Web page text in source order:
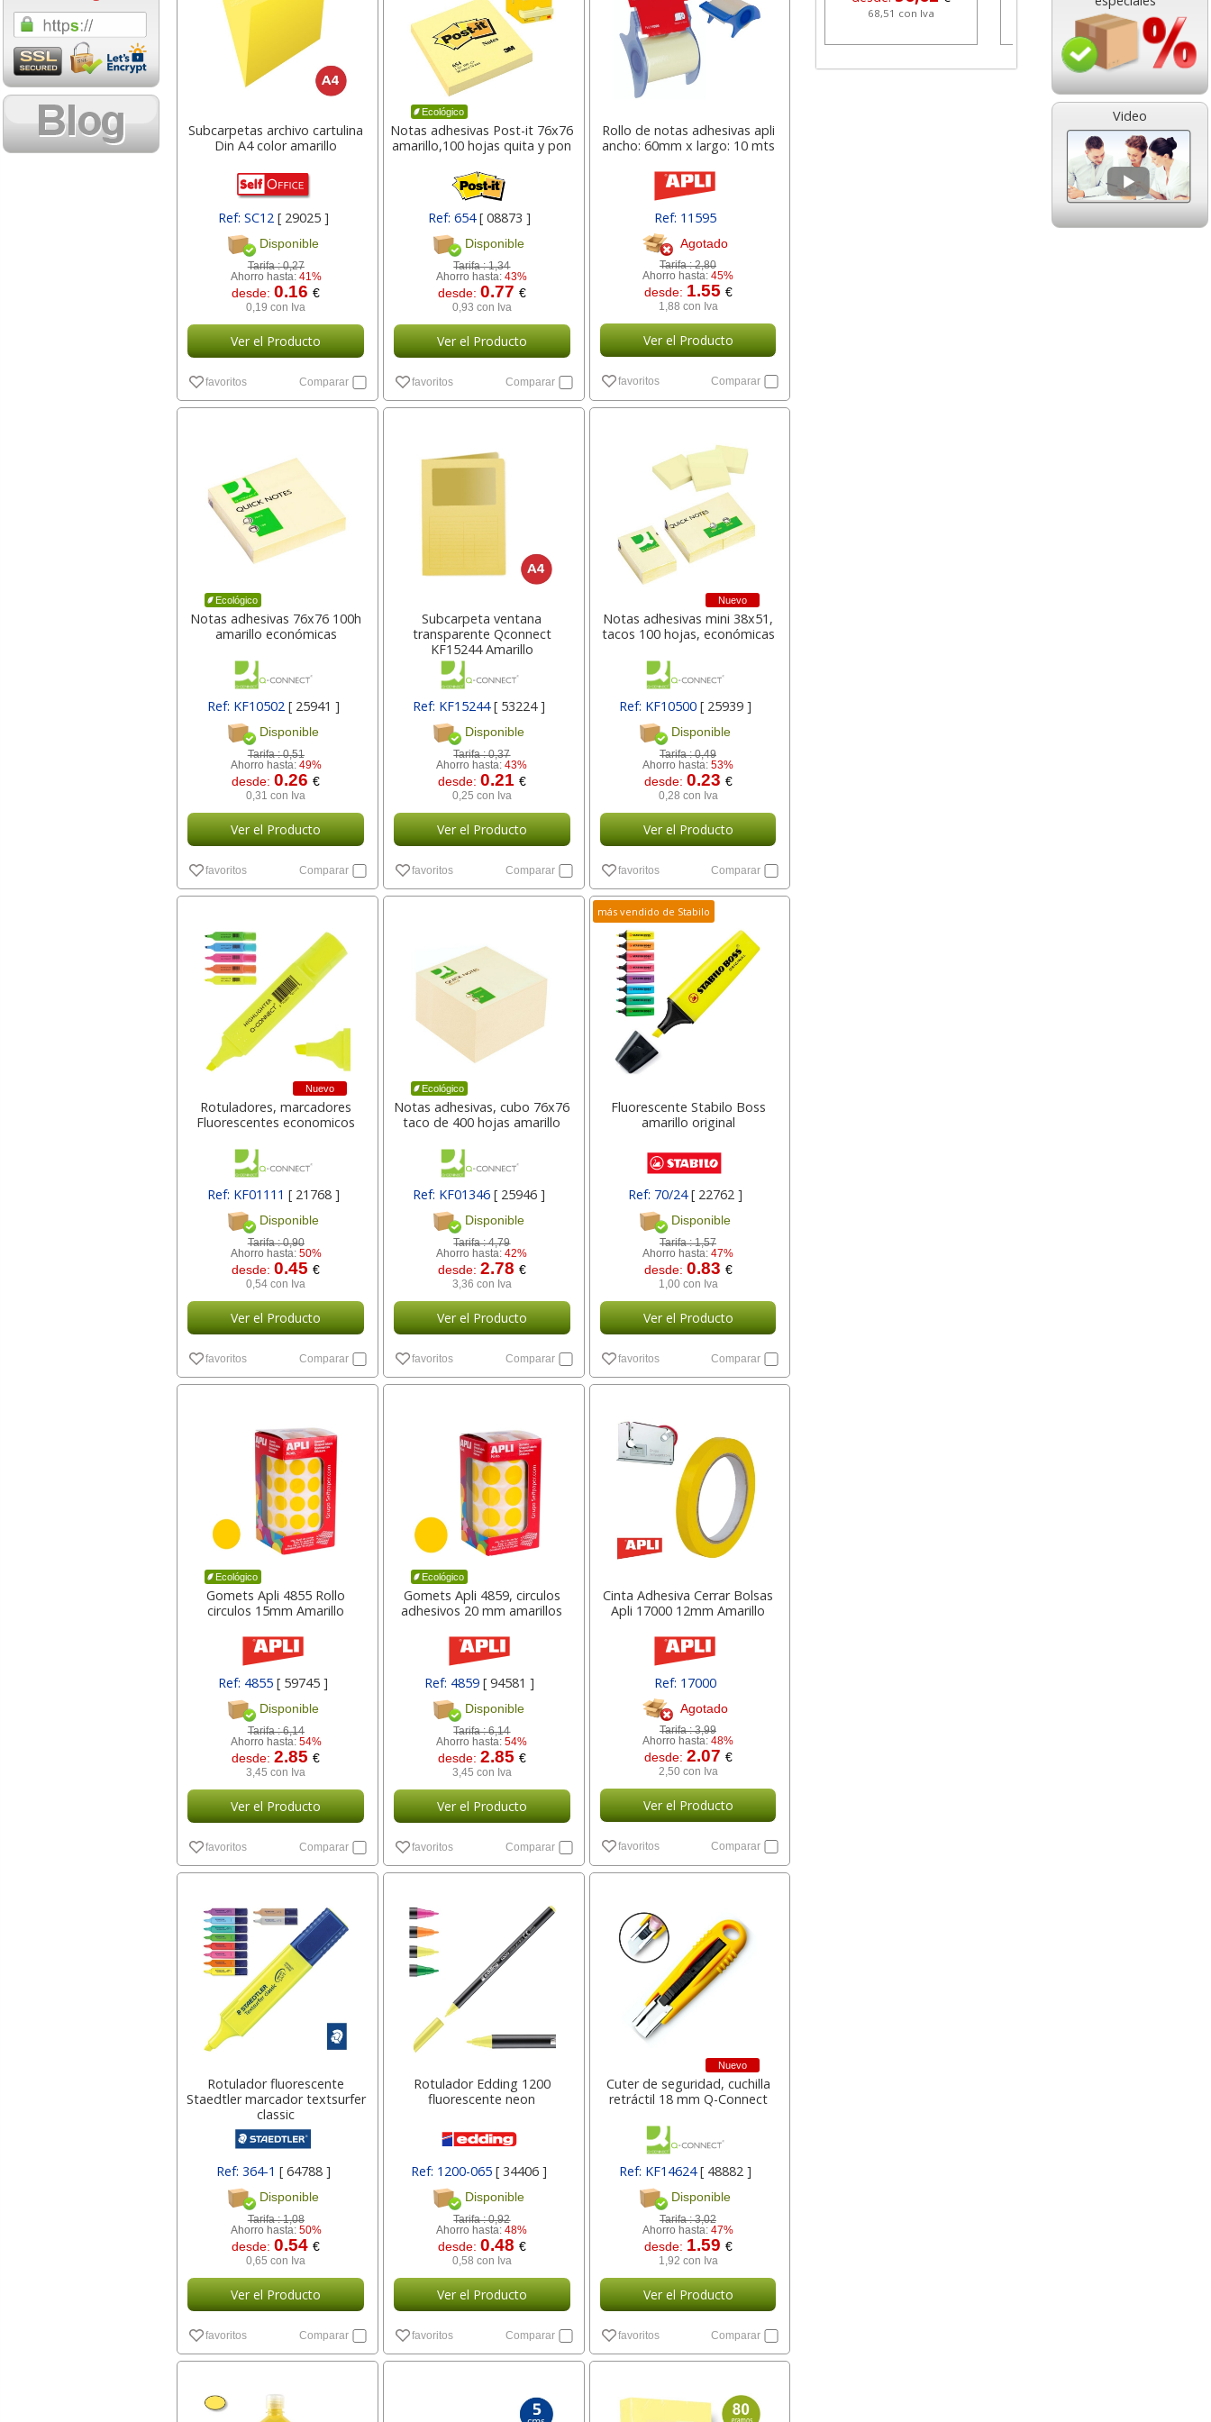
Video
Subcarpetas archivo cartulina
Din A4 color amarillo
Ref: SC12 [ 29025 ]
Disponible
Tarifa :0,27
Ahorro hasta: 41%
desde:0.16€
0,19 con Iva
Ver el Producto
favoritos Comparar
Ecológico
Notas adhesivas Post-it 76x76
amarillo,100 hojas quita y pon
Ref: 654[ 08873 ]
Disponible
Tarifa :1,34
Ahorro hasta:43%
desde: 0.77 €
0,93 con Iva
Ver el Producto
favoritos Comparar
Rollo de notas adhesivas apli
ancho: 60mm x largo: 10 mts
Ref: 11595
Agotado
Tarifa :2,80
Ahorro hasta: 45%
desde: 1.55 €
1,88 con Iva
Ver el Producto
favoritos Comparar
Ecológico
Notas adhesivas 76x76 100h
amarillo económicas
Ref: KF10502 [ 25941 ]
Disponible
Tarifa :0,51
Ahorro hasta: 49%
desde:0.26€
0,31 con Iva
Ver el Producto
favoritos Comparar
Subcarpeta ventana
transparente Qconnect
KF15244 Amarillo
Ref: KF15244[ 53224 ]
Disponible
Tarifa :0,37
Ahorro hasta:43%
desde: 0.21 €
0,25 con Iva
Ver el Producto
favoritos Comparar
Nuevo
Notas adhesivas mini 38x51,
tacos 100 hojas, económicas
Ref: KF10500 [ 25939 ]
Disponible
Tarifa :0,49
Ahorro hasta: 53%
desde: 0.23 €
0,28 con Iva
Ver el Producto
favoritos Comparar
Nuevo
Rotuladores, marcadores
Fluorescentes economicos
Ref: KF01111 [ 21768 ]
Disponible
Tarifa :0,90
Ahorro hasta: 50%
desde:0.45€
0,54 con Iva
Ver el Producto
favoritos Comparar
Ecológico
Notas adhesivas, cubo 76x76
taco de 400 hojas amarillo
Ref: KF01346[ 25946 ]
Disponible
Tarifa :4,79
Ahorro hasta:42%
desde: 2.78 €
3,36 con Iva
Ver el Producto
favoritos Comparar
más vendido de Stabilo
Fluorescente Stabilo Boss
amarillo original
Ref: 70/24[ 22762 ]
Disponible
Tarifa :1,57
Ahorro hasta: 47%
desde: 0.83 €
1,00 con Iva
Ver el Producto
favoritos Comparar
Ecológico
Gomets Apli 4855 Rollo
circulos 15mm Amarillo
Ref: 4855[ 59745 ]
Disponible
Tarifa :6,14
Ahorro hasta: 54%
desde:2.85€
3,45 con Iva
Ver el Producto
favoritos Comparar
Ecológico
Gomets Apli 4859, circulos
adhesivos 20 mm amarillos
Ref: 4859 [ 94581 ]
Disponible
Tarifa :6,14
Ahorro hasta:54%
desde: 2.85 €
3,45 con Iva
Ver el Producto
favoritos Comparar
Cinta Adhesiva Cerrar Bolsas
Apli 17000 12mm Amarillo
Ref: 17000
Agotado
Tarifa :3,99
Ahorro hasta: 48%
desde: 2.07 €
2,50 con Iva
Ver el Producto
favoritos Comparar
Rotulador fluorescente
Staedtler marcador textsurfer
classic
Ref: 364-1 [ 64788 ]
Disponible
Tarifa :1,08
Ahorro hasta: 50%
desde:0.54€
0,65 con Iva
Ver el Producto
favoritos Comparar
Rotulador Edding 1200
fluorescente neon
Ref: 1200-065[ 34406 ]
Disponible
Tarifa :0,92
Ahorro hasta:48%
desde: 0.48 €
0,58 con Iva
Ver el Producto
favoritos Comparar
Nuevo
Cuter de seguridad, cuchilla
retráctil 18 mm Q-Connect
Ref: KF14624[ 48882 ]
Disponible
Tarifa :3,02
Ahorro hasta: 47%
desde: 1.59 €
1,92 con Iva
Ver el Producto
favoritos Comparar
1,08 con Iva 17,99 con Iva 45,82 con Iva 68,51 con Iva 1,08 con Iva
Cartucho HP 304 - 302
€
17,99 con Iva
Cartucho HP 304XL -
302XL Tricolor alta
45,82 con Iva
HP 950XL - Cartucho
para Officejet Pro 8600
desde:
68,51 con Iva
Goma de borrar
para carboncillo o
grafito
desde:
1,08 con Iva
Negro, original